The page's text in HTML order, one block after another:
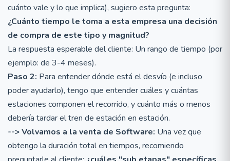
cuánto vale y lo que implica), sugiero esta pregunta:
¿Cuánto tiempo le toma a esta empresa una decisión
de compra de este tipo y magnitud?
La respuesta esperable del cliente: Un rango de tiempo (por
ejemplo: de 3-4 meses).
Paso 2: Para entender dónde está el desvío (e incluso
poder ayudarlo), tengo que entender cuáles y cuántas
estaciones componen el recorrido, y cuánto más o menos
debería tardar el tren de estación en estación.
--> Volvamos a la venta de Software: Una vez que
obtengo la duración total en tiempos, recomiendo